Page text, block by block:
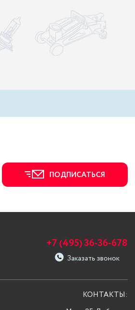
ПОДПИСАТЬСЯ
+7 (495) 36-36-678
Заказать звонок
КОНТАКТЫ: